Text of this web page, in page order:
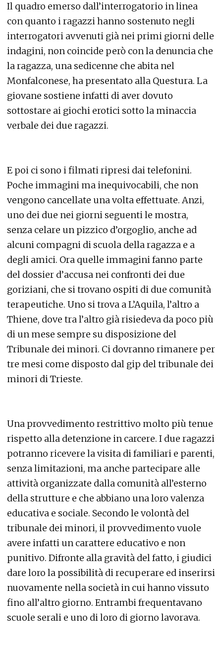
Il quadro emerso dall’interrogatorio in linea
con quanto i ragazzi hanno sostenuto negli
interrogatori avvenuti già nei primi giorni delle
indagini, non coincide però con la denuncia che
la ragazza, una sedicenne che abita nel
Monfalconese, ha presentato alla Questura. La
giovane sostiene infatti di aver dovuto
sottostare ai giochi erotici sotto la minaccia
verbale dei due ragazzi.
E poi ci sono i filmati ripresi dai telefonini.
Poche immagini ma inequivocabili, che non
vengono cancellate una volta effettuate. Anzi,
uno dei due nei giorni seguenti le mostra,
senza celare un pizzico d’orgoglio, anche ad
alcuni compagni di scuola della ragazza e a
degli amici. Ora quelle immagini fanno parte
del dossier d’accusa nei confronti dei due
goriziani, che si trovano ospiti di due comunità
terapeutiche. Uno si trova a L’Aquila, l’altro a
Thiene, dove tra l’altro già risiedeva da poco più
di un mese sempre su disposizione del
Tribunale dei minori. Ci dovranno rimanere per
tre mesi come disposto dal gip del tribunale dei
minori di Trieste.
Una provvedimento restrittivo molto più tenue
rispetto alla detenzione in carcere. I due ragazzi
potranno ricevere la visita di familiari e parenti,
senza limitazioni, ma anche partecipare alle
attività organizzate dalla comunità all’esterno
della strutture e che abbiano una loro valenza
educativa e sociale. Secondo le volontà del
tribunale dei minori, il provvedimento vuole
avere infatti un carattere educativo e non
punitivo. Difronte alla gravità del fatto, i giudici
dare loro la possibilità di recuperare ed inserirsi
nuovamente nella società in cui hanno vissuto
fino all’altro giorno. Entrambi frequentavano
scuole serali e uno di loro di giorno lavorava.